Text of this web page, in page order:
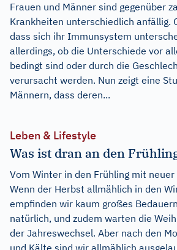
Frauen und Männer sind gegenüber
Krankheiten unterschiedlich anfällig.
dass sich ihr Immunsystem
allerdings, ob die Unterschiede vor
bedingt sind oder durch die
verursacht werden. Nun zeigt eine
Männern, dass deren...
Leben & Lifestyle
Was ist dran an den
Vom Winter in den Frühling mit neuer
Wenn der Herbst allmählich in den
empfinden wir kaum großes
natürlich, und zudem warten die
der Jahreswechsel. Aber nach den